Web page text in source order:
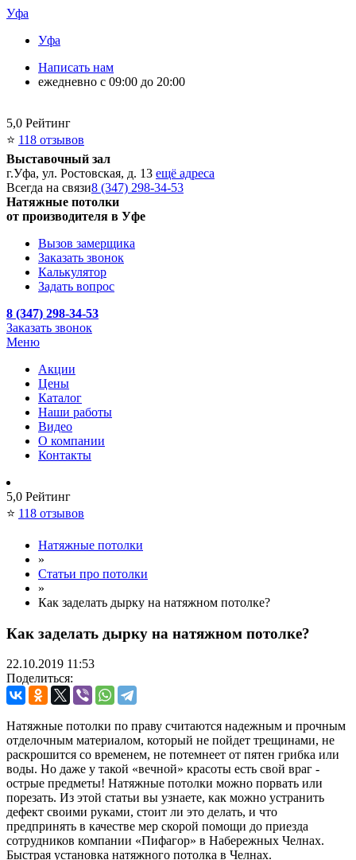
Уфа
Уфа
Написать нам
ежедневно с 09:00 до 20:00
5,0 Рейтинг
⭐ 118 отзывов
Выставочный зал
г.Уфа, ул. Ростовская, д. 13 ещё адреса
Всегда на связи8 (347) 298-34-53
Натяжные потолки
от производителя в Уфе
Вызов замерщика
Заказать звонок
Калькулятор
Задать вопрос
8 (347) 298-34-53
Заказать звонок
Меню
Акции
Цены
Каталог
Наши работы
Видео
О компании
Контакты
5,0 Рейтинг
⭐ 118 отзывов
Натяжные потолки
»
Статьи про потолки
»
Как заделать дырку на натяжном потолке?
Как заделать дырку на натяжном потолке?
22.10.2019 11:53
Поделиться:
Натяжные потолки по праву считаются надежным и прочным
отделочным материалом, который не пойдет трещинами, не
раскрошится со временем, не потемнеет от пятен грибка или
воды. Но даже у такой «вечной» красоты есть свой враг -
острые предметы! Натяжные потолки можно порвать или
порезать. Из этой статьи вы узнаете, как можно устранить
дефект своими руками, стоит ли это делать, и что
предпринять в качестве мер скорой помощи до приезда
сотрудников компании «Пифагор» в Набережных Челнах.
Быстрая установка натяжного потолка в Челнах.